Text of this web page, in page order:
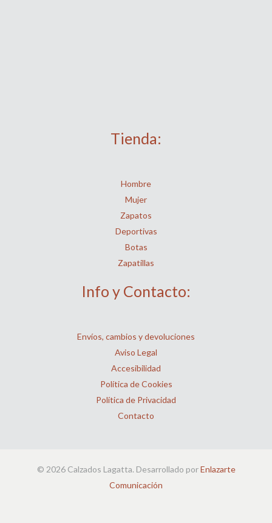
Tienda:
Hombre
Mujer
Zapatos
Deportivas
Botas
Zapatillas
Info y Contacto:
Envíos, cambios y devoluciones
Aviso Legal
Accesibilidad
Política de Cookies
Política de Privacidad
Contacto
© 2026 Calzados Lagatta. Desarrollado porEnlazarte
Comunicación